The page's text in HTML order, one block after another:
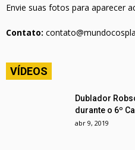
Envie suas fotos para aparecer
Contato:
VÍDEOS
Dublador
durante o 6º
abr 9, 2019